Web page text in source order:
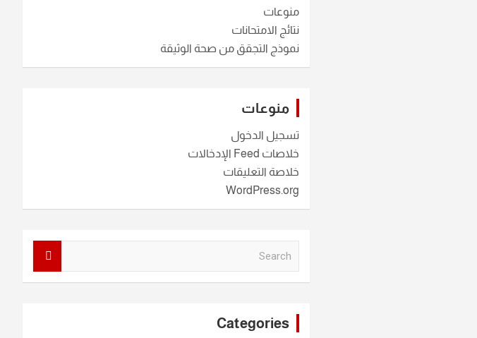
منوعات
نتائج الامتحانات
نموذج التجقق من صحة الوثيقة
منوعات
تسجيل الدخول
خلاصات Feed الإدخالات
خلاصة التعليقات
WordPress.org
Categories